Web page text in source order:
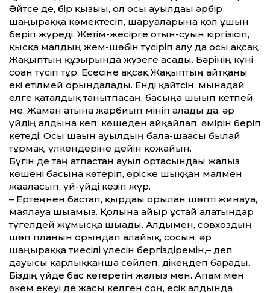
Әйтсе де, бір қызығы, ол осы ауылдағы әрбір
шаңыраққа көмектесіп, шаруаларына қол ұшын
беріп жүреді. Жетім-жесірге отын-суын кіргізісіп,
қысқа малдың жем-шөбін түсіріп алу да осы ақсақ
Жақыптың құзырында жүзеге асады. Бәрінің күні
соған түсіп тұр. Есесіне ақсақ Жақыптың айтқаны
екі етілмей орындалады. Енді қайтсін, мынадай
елге қаталдық танытпасаң, басыңа шығып кетпей
ме. Жаман атына жарбиып мініп алады да, әр
үйдің алдына кеп, көшеден айқайлап, әмірін беріп
кетеді. Осы шағын ауылдың бала-шағасы былай
тұрмақ, үлкендеріне дейін қожайын.
Бүгін де таң атпастан ауыл ортасындағы жалғыз
көшені басына көтеріп, өріске шыққан малмен
жағаласып, үй-үйді кезіп жүр.
– Ертеңнен бастап, қырдағы орылған шөпті жинауға,
маялауға шығамыз. Қолына айыр ұстай алатындар
түгелдей жұмысқа шығады. Алдымен, совхоздың
шөп планын орындап алайық, сосын, әр
шаңыраққа тиесілі үлесін бергіздіремін,– деп
дауысы қарлыққанша сөйлеп, дікеңдеп барады.
Біздің үйде бас көтеретін жалғыз мен. Апам мен
әкем екеуі де жасы келген соң, есік алдында